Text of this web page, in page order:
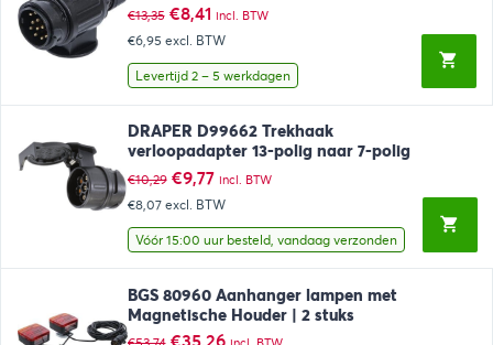
€13,35 Oorspronkelijke
prijs
was:
€13,35.
€8,41Huidige
prijs
is:
€8,41.
incl. BTW
€6,95 excl. BTW
Levertijd 2 – 5 werkdagen
DRAPER D99662 Trekhaak
verloopadapter 13-polig naar 7-polig
€10,29 Oorspronkelijke
prijs
was:
€10,29.
€9,77Huidige
prijs
is:
€9,77.
incl. BTW
€8,07 excl. BTW
Vóór 15:00 uur besteld, vandaag verzonden
BGS 80960 Aanhanger lampen met
Magnetische Houder | 2 stuks
Oorspronkelijke
Huidige